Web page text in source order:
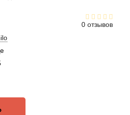
0 отзывов